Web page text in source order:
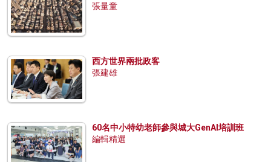
張量童
西方世界兩批政客
張建雄
60名中小特幼老師參與城大GenAI培訓班
編輯精選